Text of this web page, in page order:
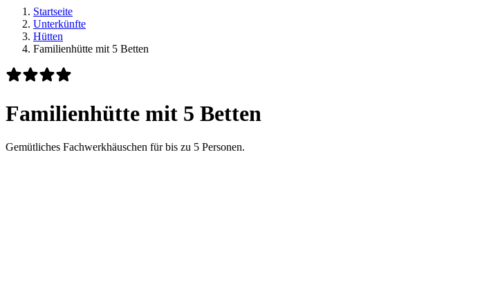
Startseite
Unterkünfte
Hütten
Familienhütte mit 5 Betten
Familienhütte mit 5 Betten
Gemütliches Fachwerkhäuschen für bis zu 5 Personen.